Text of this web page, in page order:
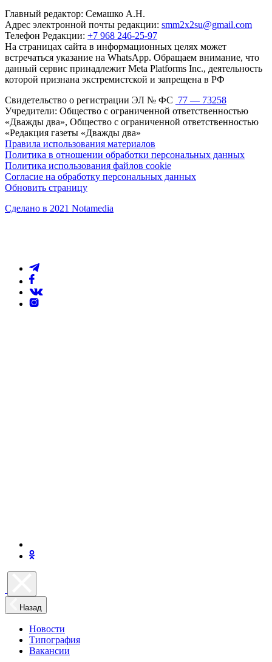
Главный редактор: Семашко А.Н.
Адрес электронной почты редакции: smm2x2su@gmail.com
Телефон Редакции: +7 968 246-25-97
На страницах сайта в информационных целях может
встречаться указание на WhatsApp. Обращаем внимание, что
данный сервис принадлежит Meta Platforms Inc., деятельность
которой признана экстремистской и запрещена в РФ
Свидетельство о регистрации ЭЛ № ФС 77 — 73258
Учредители: Общество с ограниченной ответственностью
«Дважды два», Общество с ограниченной ответственностью
«Редакция газеты «Дважды два»
Правила использования материалов
Политика в отношении обработки персональных данных
Политика использования файлов cookie
Согласие на обработку персональных данных
Обновить страницу
Сделано в 2021 Notamedia
Назад
Новости
Типография
Вакансии